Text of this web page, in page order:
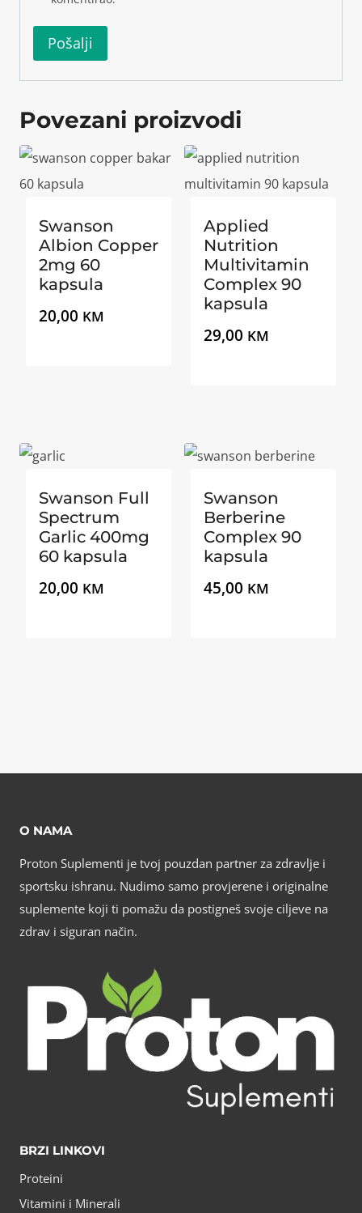
Povezani proizvodi
Swanson
Albion Copper
2mg 60
kapsula
20,00 KM
Applied
Nutrition
Multivitamin
Complex 90
kapsula
29,00 KM
Swanson Full
Spectrum
Garlic 400mg
60 kapsula
20,00 KM
Swanson
Berberine
Complex 90
kapsula
45,00 KM
O NAMA
Proton Suplementi je tvoj pouzdan partner za zdravlje i
sportsku ishranu. Nudimo samo provjerene i originalne
suplemente koji ti pomažu da postigneš svoje ciljeve na
zdrav i siguran način.
BRZI LINKOVI
Proteini
Vitamini i Minerali